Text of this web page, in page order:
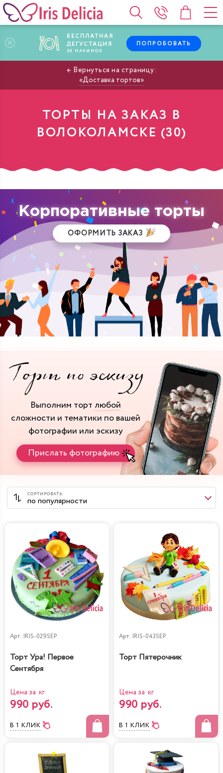
БЕСПЛАТНАЯ
ДЕГУСТАЦИЯ
30 НАЧИНОК
ПОПРОБОВАТЬ
Доставка тортов
ТОРТЫ НА ЗАКАЗ В
ВОЛОКОЛАМСКЕ
Корпоративные торты
ОФОРМИТЬ ЗАКАЗ
Выполним торт любой
сложности и тематики по вашей
фотографии или эскизу
Прислать фотографию
Арт. IRIS-029SEP
Торт Ура! Первое
Сентября
Цена за кг
990 руб.
В 1 КЛИК
Арт. IRIS-043SEP
Торт Пятерочник
Цена за кг
990 руб.
В 1 КЛИК